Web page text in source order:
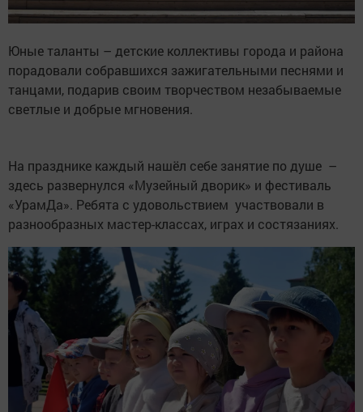
Юные таланты – детские коллективы города и района
порадовали собравшихся зажигательными песнями и
танцами, подарив своим творчеством незабываемые
светлые и добрые мгновения.
На празднике каждый нашёл себе занятие по душе –
здесь развернулся «Музейный дворик» и фестиваль
«УрамДа». Ребята с удовольствием участвовали в
разнообразных мастер-классах, играх и состязаниях.